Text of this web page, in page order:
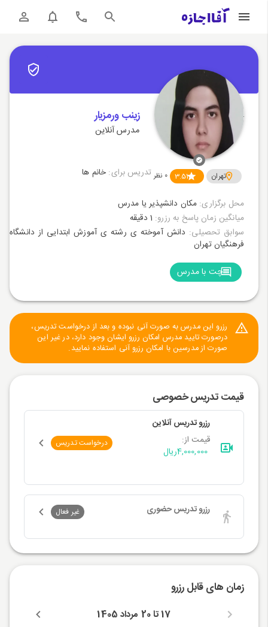
زینب ورمزیار
مدرس آنلاین
تهران 3.51
0 نظر تدریس برای:خانم ها
محل برگزاری: مکان دانشپذیر یا مدرس
میانگین زمان پاسخ به رزرو: 1 دقیقه
سوابق تحصیلی: دانش آموخته ی رشته ی آموزش ابتدایی از دانشگاه
فرهنگیان تهران
چت با مدرس
رزرو این مدرس به صورت آنی نبوده و بعد از درخواست تدریس،
درصورت تایید مدرس امکان رزرو ایشان وجود دارد، در غیر این
صورت از مدرسین با امکان رزرو آنی استفاده نمایید.
قیمت تدریس خصوصی
رزرو تدریس آنلاین
قیمت از:
4,000,000ریال
درخواست تدریس
رزرو تدریس حضوری غیر فعال
زمان های قابل رزرو
17 تا 20 مرداد 1405